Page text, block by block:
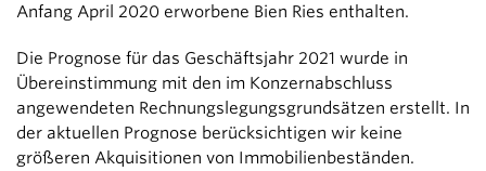
Anfang April 2020 erworbene Bien Ries enthalten.
Die Prognose für das Geschäftsjahr 2021 wurde in
Übereinstimmung mit den im Konzernabschluss
angewendeten Rechnungslegungsgrundsätzen erstellt. In
der aktuellen Prognose berücksichtigen wir keine
größeren Akquisitionen von Immobilien­beständen.